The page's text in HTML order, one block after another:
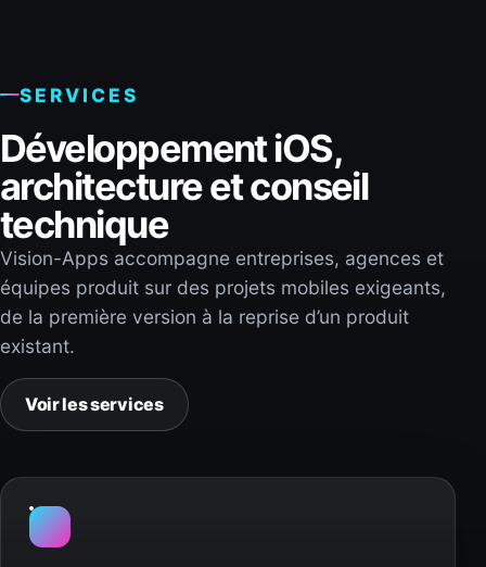
SERVICES
Développement iOS,
architecture et conseil
technique
Vision-Apps accompagne entreprises, agences et
équipes produit sur des projets mobiles exigeants,
de la première version à la reprise d’un produit
existant.
Voir les services